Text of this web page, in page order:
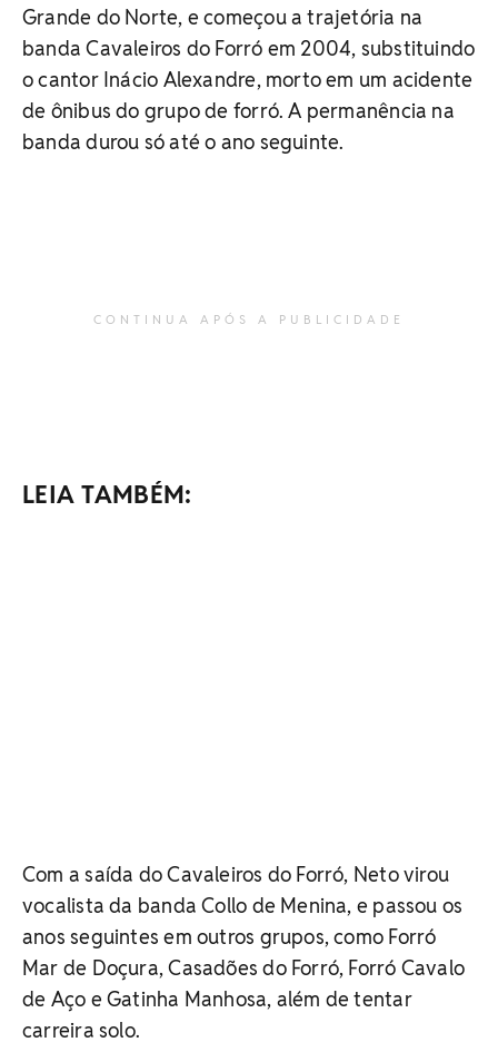
Grande do Norte, e começou a trajetória na
banda Cavaleiros do Forró em 2004, substituindo
o cantor Inácio Alexandre, morto em um acidente
de ônibus do grupo de forró. A permanência na
banda durou só até o ano seguinte.
CONTINUA APÓS A PUBLICIDADE
LEIA TAMBÉM:
Com a saída do Cavaleiros do Forró, Neto virou
vocalista da banda Collo de Menina, e passou os
anos seguintes em outros grupos, como Forró
Mar de Doçura, Casadões do Forró, Forró Cavalo
de Aço e Gatinha Manhosa, além de tentar
carreira solo.